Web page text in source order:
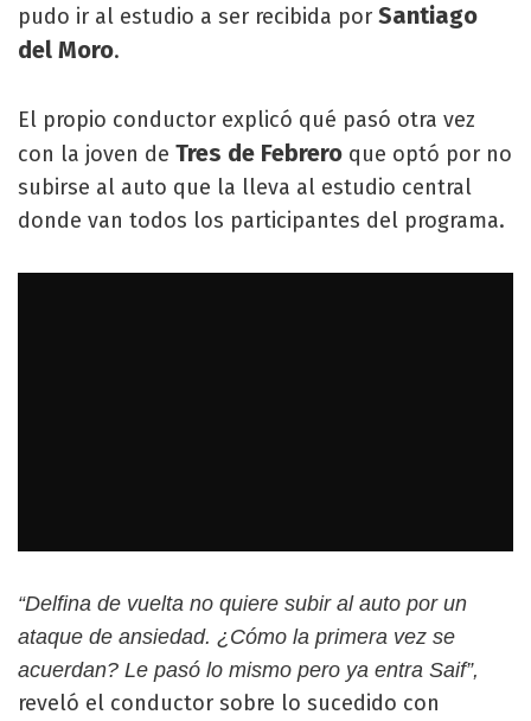
pudo ir al estudio a ser recibida por Santiago
del Moro.
El propio conductor explicó qué pasó otra vez
con la joven de Tres de Febrero que optó por no
subirse al auto que la lleva al estudio central
donde van todos los participantes del programa.
“Delfina de vuelta no quiere subir al auto por un
ataque de ansiedad. ¿Cómo la primera vez se
acuerdan? Le pasó lo mismo pero ya entra Saif”,
reveló el conductor sobre lo sucedido con